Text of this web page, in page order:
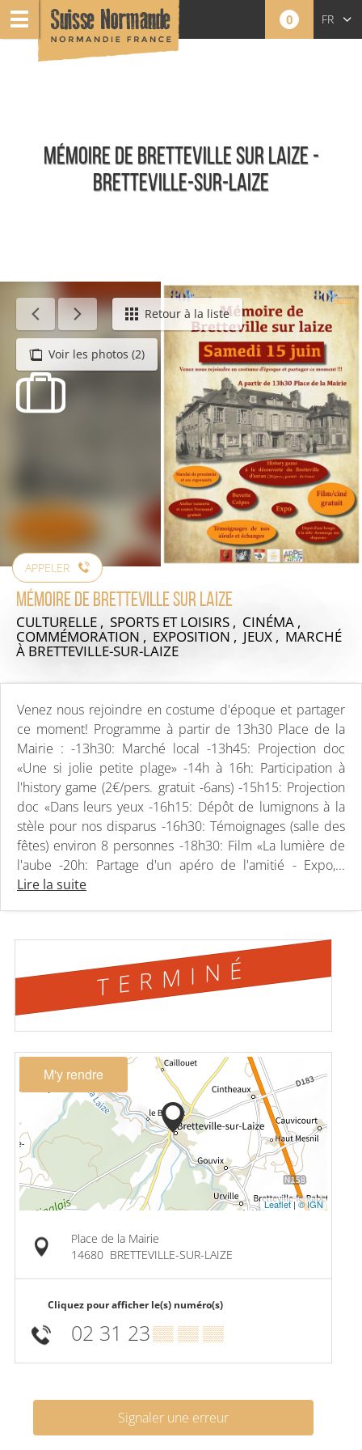
0 FR
MÉMOIRE DE BRETTEVILLE SUR LAIZE -
BRETTEVILLE-SUR-LAIZE
Événements Retour à la liste
Voir les photos (2)
APPELER
Mémoire de Bretteville sur laize
CULTURELLE , SPORTS ET LOISIRS , CINÉMA ,
COMMÉMORATION , EXPOSITION , JEUX , MARCHÉ
À BRETTEVILLE-SUR-LAIZE
Venez nous rejoindre en costume d'époque et partager
ce moment! Programme à partir de 13h30 Place de la
Mairie : -13h30: Marché local -13h45: Projection doc
«Une si jolie petite plage» -14h à 16h: Participation à
l'history game (2€/pers. gratuit -6ans) -15h15: Projection
doc «Dans leurs yeux -16h15: Dépôt de lumignons à la
stèle pour nos disparus -16h30: Témoignages (salle des
fêtes) environ 8 personnes -18h30: Film «La lumière de
l'aube -20h: Partage d'un apéro de l'amitié - Expo,...
Lire la suite
TERMINÉ
M'y rendre
Leaflet|© IGN
Place de la Mairie
14680 BRETTEVILLE-SUR-LAIZE
Cliquez pour afficher le(s) numéro(s)
02 31 23▒▒ ▒▒ ▒▒
Signaler une erreur